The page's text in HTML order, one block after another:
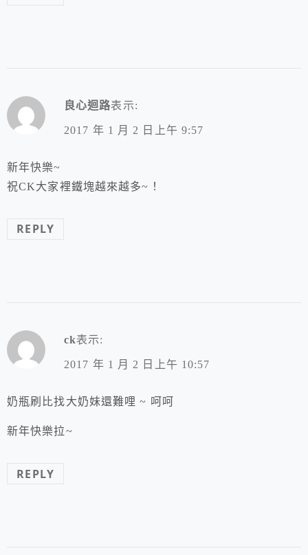
良心迴路表示:
2017 年 1 月 2 日上午 9:57
新年快樂~
祝CK大家裡鐵塊越來越多~！
REPLY
ck表示:
2017 年 1 月 2 日上午 10:57
奶瓶刷比找大奶妹還難哩 ~ 呵呵
新年快樂拉~
REPLY